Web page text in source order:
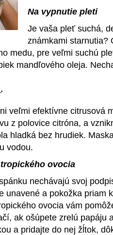
Na vypnutie pleti
Je vaša pleť suchá,
známkami starnutia?
medu, pre veľmi suchú
mandľového oleja.
veľmi efektívne citrusová
z polovice citróna, a
hladká bez hrudiek.
vodou.
ovocia
nechávajú svoj
unavené a pokožka priam
ovocia vám
ak ošúpete zrelú papáju
a pridajte do nej žĺtok,